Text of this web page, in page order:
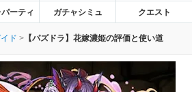
ーティ ガチャシミュ クエスト
ド 【パズドラ】花嫁濃姫の評価と使い道